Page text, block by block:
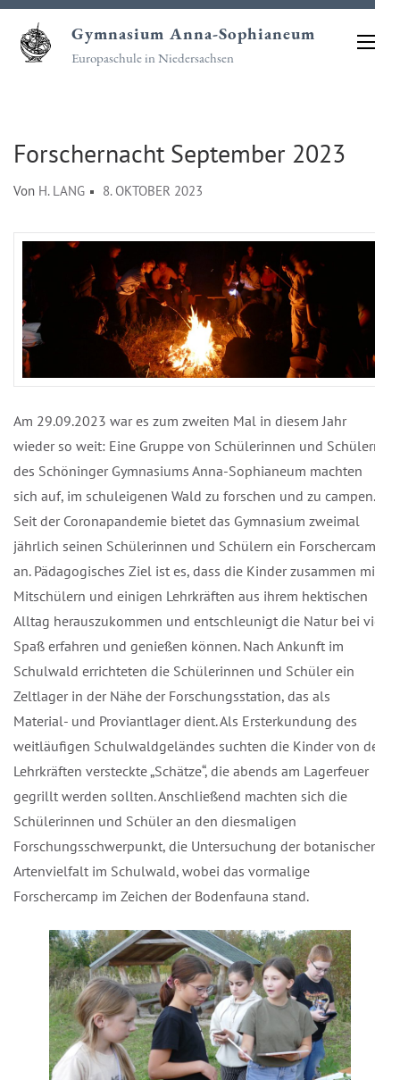
Zum
Inhalt
springen
Gymnasium Anna-Sophianeum
Europaschule in Niedersachsen
Forschernacht September 2023
Von H. LANG 8. OKTOBER 2023
Am 29.09.2023 war es zum zweiten Mal in diesem Jahr
wieder so weit: Eine Gruppe von Schülerinnen und Schülern
des Schöninger Gymnasiums Anna-Sophianeum machten
sich auf, im schuleigenen Wald zu forschen und zu campen.
Seit der Coronapandemie bietet das Gymnasium zweimal
jährlich seinen Schülerinnen und Schülern ein Forschercamp
an. Pädagogisches Ziel ist es, dass die Kinder zusammen mit
Mitschülern und einigen Lehrkräften aus ihrem hektischen
Alltag herauszukommen und entschleunigt die Natur bei viel
Spaß erfahren und genießen können. Nach Ankunft im
Schulwald errichteten die Schülerinnen und Schüler ein
Zeltlager in der Nähe der Forschungsstation, das als
Material- und Proviantlager dient. Als Ersterkundung des
weitläufigen Schulwaldgeländes suchten die Kinder von den
Lehrkräften versteckte „Schätze“, die abends am Lagerfeuer
gegrillt werden sollten. Anschließend machten sich die
Schülerinnen und Schüler an den diesmaligen
Forschungsschwerpunkt, die Untersuchung der botanischen
Artenvielfalt im Schulwald, wobei das vormalige
Forschercamp im Zeichen der Bodenfauna stand.